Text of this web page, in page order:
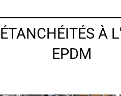
ÉTANCHÉITÉS À
EPDM